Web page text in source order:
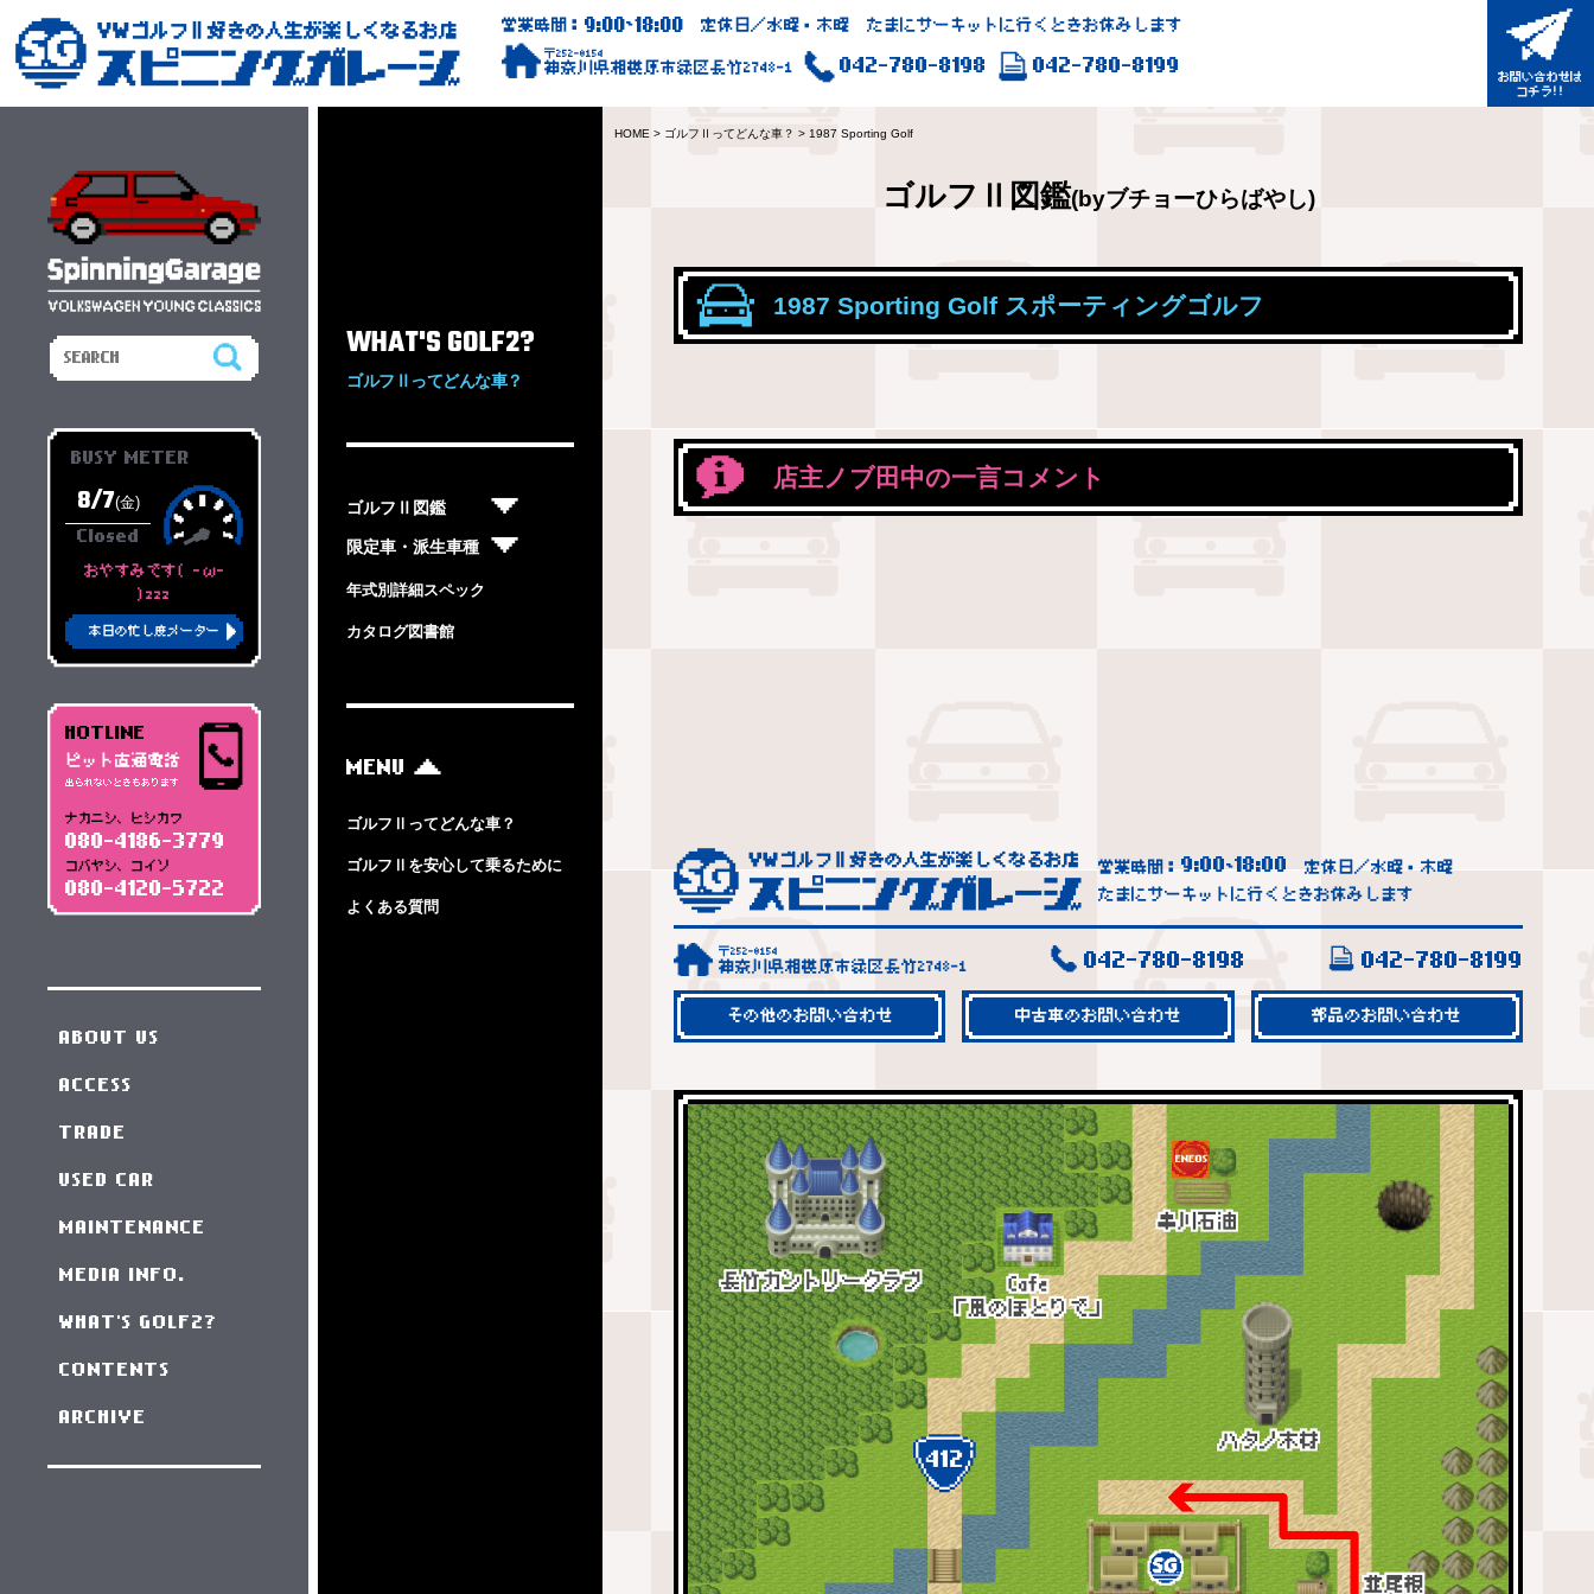
営業時間：9:00~18:00 定休日／水曜・木曜 たまにサーキットに行くときお休みします
〒252-0154
神奈川県相模原市緑区長竹2748-1 042-780-8198 042-780-8199
WHAT'S GOLF2?
ゴルフⅡってどんな車？
ゴルフⅡ図鑑
限定車・派生車種
年式別詳細スペック
カタログ図書館
MENU
ゴルフⅡってどんな車？
ゴルフⅡを安心して乗るために
よくある質問
HOME > ゴルフⅡってどんな車？ > 1987 Sporting Golf
ゴルフⅡ図鑑(byブチョーひらばやし)
1987 Sporting Golf スポーティングゴルフ
店主ノブ田中の一言コメント
営業時間：9:00~18:00定休日／水曜・木曜
たまにサーキットに行くときお休みします
〒252-0154
神奈川県相模原市緑区長竹2748-1 042-780-8198 042-780-8199
その他のお問い合わせ 中古車のお問い合わせ 部品のお問い合わせ
BUSY METER
8/7(金)
Closed
おやすみです( -ω-
)zzz
本日の忙し度メーター
HOTLINE
ピット直通電話
出られないときもあります
ナカニシ、ヒシカワ
080-4186-3779
コバヤシ、コイソ
080-4120-5722
ABOUT US
ACCESS
TRADE
USED CAR
MAINTENANCE
MEDIA INFO.
WHAT'S GOLF2?
CONTENTS
ARCHIVE